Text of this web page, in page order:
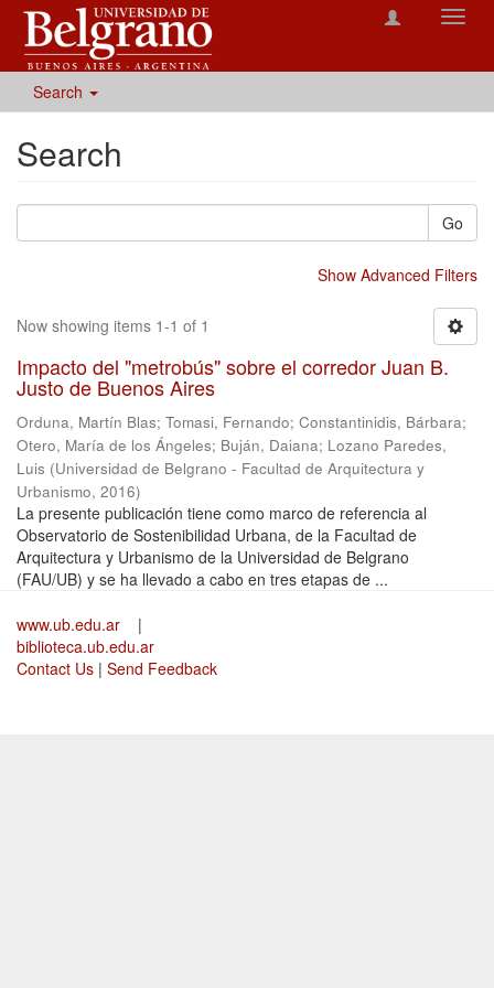
Search
Search
Go
Show Advanced Filters
Now showing items 1-1 of 1
Impacto del "metrobús" sobre el corredor Juan B.
Justo de Buenos Aires
Orduna, Martín Blas; Tomasi, Fernando; Constantinidis, Bárbara;
Otero, María de los Ángeles; Buján, Daiana; Lozano Paredes,
Luis (Universidad de Belgrano - Facultad de Arquitectura y
Urbanismo, 2016)
La presente publicación tiene como marco de referencia al
Observatorio de Sostenibilidad Urbana, de la Facultad de
Arquitectura y Urbanismo de la Universidad de Belgrano
(FAU/UB) y se ha llevado a cabo en tres etapas de ...
www.ub.edu.ar
|
biblioteca.ub.edu.ar
Contact Us | Send Feedback